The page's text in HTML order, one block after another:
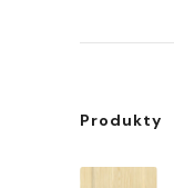
Produkty